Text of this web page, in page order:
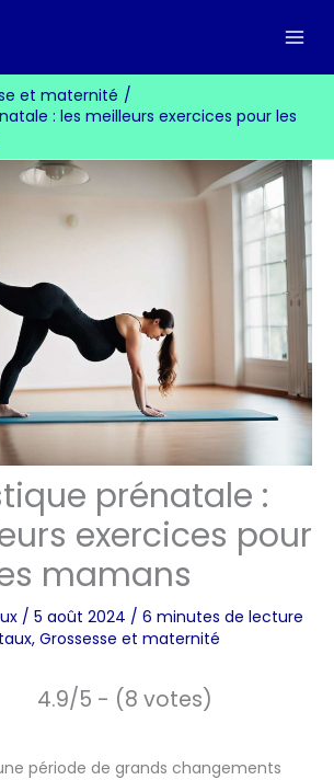
et maternité
: les meilleurs exercices pour les
prénatale :
exercices pour
mamans
/ 5 août 2024 / 6 minutes de lecture
, Grossesse et maternité
4.9/5 - (8 votes)
période de grands changements